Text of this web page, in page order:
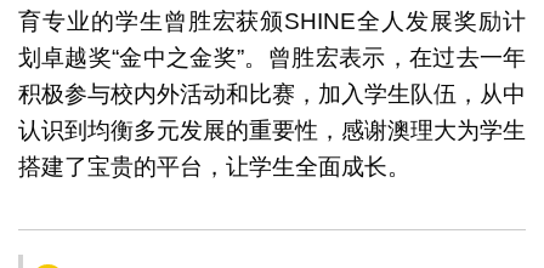
育专业的学生曾胜宏获颁SHINE全人发展奖励计
划卓越奖“金中之金奖”。曾胜宏表示，在过去一年
积极参与校内外活动和比赛，加入学生队伍，从中
认识到均衡多元发展的重要性，感谢澳理大为学生
搭建了宝贵的平台，让学生全面成长。